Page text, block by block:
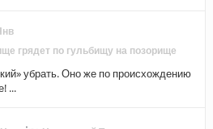
грядет по гульбищу на позорище
убрать. Оно же по происхождению
...